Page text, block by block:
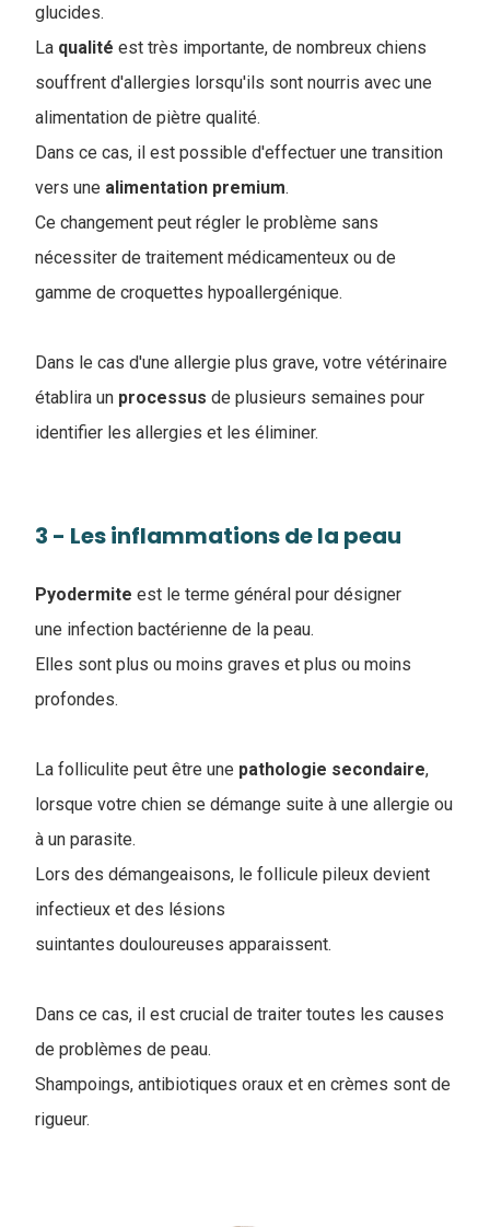
glucides.
La qualité est très importante, de nombreux chiens
souffrent d'allergies lorsqu'ils sont nourris avec une
alimentation de piètre qualité.
Dans ce cas, il est possible d'effectuer une transition
vers une alimentation premium.
Ce changement peut régler le problème sans
nécessiter de traitement médicamenteux ou de
gamme de croquettes hypoallergénique.
Dans le cas d'une allergie plus grave, votre vétérinaire
établira un processus de plusieurs semaines pour
identifier les allergies et les éliminer.
3 - Les inflammations de la peau
Pyodermite est le terme général pour désigner
une infection bactérienne de la peau.
Elles sont plus ou moins graves et plus ou moins
profondes.
La folliculite peut être une pathologie secondaire,
lorsque votre chien se démange suite à une allergie ou
à un parasite.
Lors des démangeaisons, le follicule pileux devient
infectieux et des lésions
suintantes douloureuses apparaissent.
Dans ce cas, il est crucial de traiter toutes les causes
de problèmes de peau.
Shampoings, antibiotiques oraux et en crèmes sont de
rigueur.